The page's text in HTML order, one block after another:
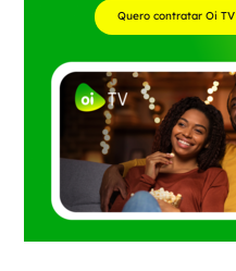
Quero contratar Oi TV